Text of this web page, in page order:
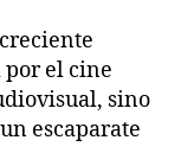
el cine
sino
escaparate